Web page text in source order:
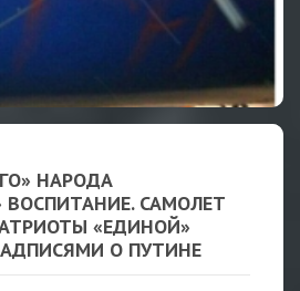
НАРОДА
ВОСПИТАНИЕ. САМОЛЕТ
«ЕДИНОЙ»
О ПУТИНЕ